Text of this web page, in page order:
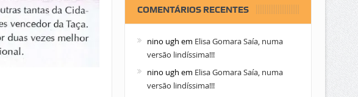
COMENTÁRIOS RECENTES
nino ugh em Elisa Gomara Saía, numa
versão lindíssima!!!
nino ugh em Elisa Gomara Saía, numa
versão lindíssima!!!